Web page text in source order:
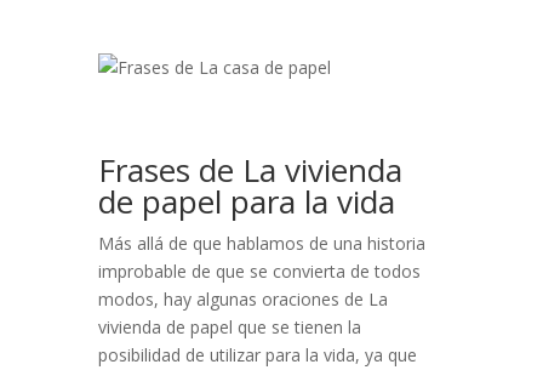
Frases de La vivienda
de papel para la vida
Más allá de que hablamos de una historia
improbable de que se convierta de todos
modos, hay algunas oraciones de La
vivienda de papel que se tienen la
posibilidad de utilizar para la vida, ya que